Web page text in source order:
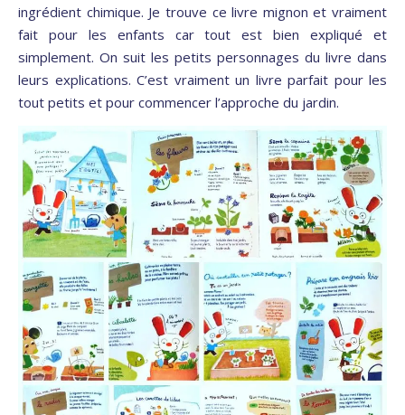
ingrédient chimique. Je trouve ce livre mignon et vraiment
fait pour les enfants car tout est bien expliqué et
simplement. On suit les petits personnages du livre dans
leurs explications. C’est vraiment un livre parfait pour les
tout petits et pour commencer l’approche du jardin.